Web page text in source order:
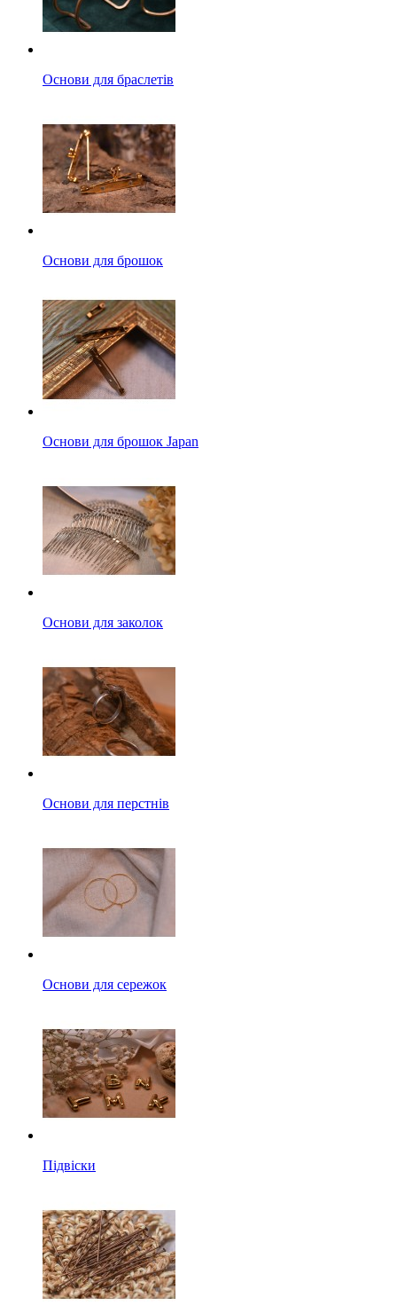
Основи для браслетів
Основи для брошок
Основи для брошок Japan
Основи для заколок
Основи для перстнів
Основи для сережок
Підвіски